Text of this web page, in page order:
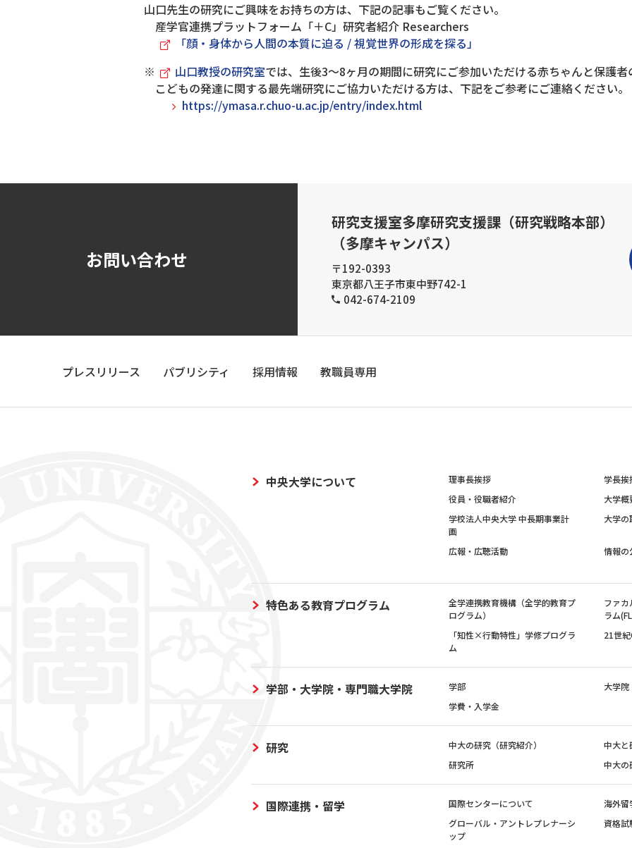
山口先生の研究にご興味をお持ちの方は、下記の記事もご覧ください。
産学官連携プラットフォーム「＋C」研究者紹介 Researchers
「顔・身体から人間の本質に迫る / 視覚世界の形成を探る」
※
山口教授の研究室では、生後3～8ヶ月の期間に研究にご参加いただける赤ちゃんと保護者
こどもの発達に関する最先端研究にご協力いただける方は、下記をご参考にご連絡ください。
https://ymasa.r.chuo-u.ac.jp/entry/index.html
お問い合わせ
研究支援室多摩研究支援課（研究戦略本部）
（多摩キャンパス）
〒192-0393
東京都八王子市東中野742-1
042-674-2109
プレスリリース パブリシティ 採用情報 教職員専用
中央大学について 理事長挨拶 学長挨
役員・役職者紹介
大学概
学校法人中央大学 中長期事業計
画
大学の
広報・広聴活動 情報の
特色ある教育プログラム
全学連携教育機構（全学的教育プ
ログラム）
ファカ
ラム
「知性×行動特性」学修プログラ
ム
21世
学部・大学院・専門職大学院 学部 大学院
学費・入学金
研究 中大の研究（研究紹介） 中大と
研究所
中大の
国際連携・留学 国際センターについて 海外留
グローバル・アントレプレナーシ
ップ
資格試